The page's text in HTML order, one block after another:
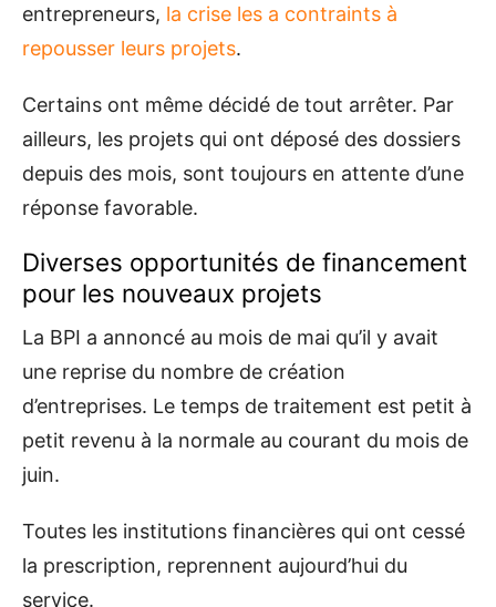
entrepreneurs, la crise les a contraints à
repousser leurs projets.
Certains ont même décidé de tout arrêter. Par
ailleurs, les projets qui ont déposé des dossiers
depuis des mois, sont toujours en attente d’une
réponse favorable.
Diverses opportunités de financement
pour les nouveaux projets
La BPI a annoncé au mois de mai qu’il y avait
une reprise du nombre de création
d’entreprises. Le temps de traitement est petit à
petit revenu à la normale au courant du mois de
juin.
Toutes les institutions financières qui ont cessé
la prescription, reprennent aujourd’hui du
service.